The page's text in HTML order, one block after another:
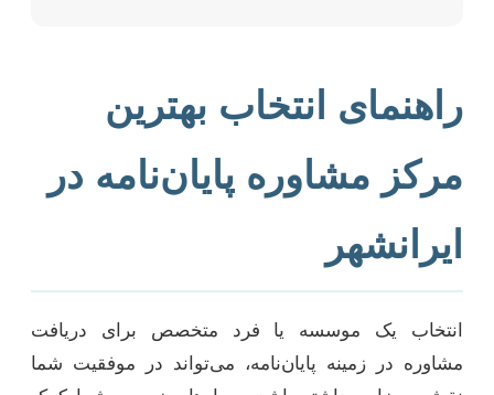
راهنمای انتخاب بهترین
مرکز مشاوره پایان‌نامه در
ایرانشهر
انتخاب یک موسسه یا فرد متخصص برای دریافت
مشاوره در زمینه پایان‌نامه، می‌تواند در موفقیت شما